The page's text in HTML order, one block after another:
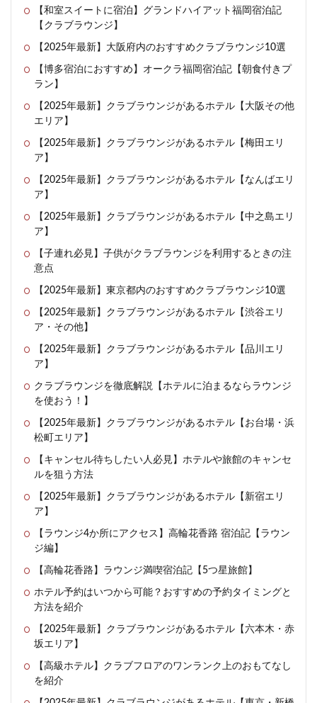
【和室スイートに宿泊】グランドハイアット福岡宿泊記
【クラブラウンジ】
【2025年最新】大阪府内のおすすめクラブラウンジ10選
【博多宿泊におすすめ】オークラ福岡宿泊記【朝食付きプ
ラン】
【2025年最新】クラブラウンジがあるホテル【大阪その他
エリア】
【2025年最新】クラブラウンジがあるホテル【梅田エリ
ア】
【2025年最新】クラブラウンジがあるホテル【なんばエリ
ア】
【2025年最新】クラブラウンジがあるホテル【中之島エリ
ア】
【子連れ必見】子供がクラブラウンジを利用するときの注
意点
【2025年最新】東京都内のおすすめクラブラウンジ10選
【2025年最新】クラブラウンジがあるホテル【渋谷エリ
ア・その他】
【2025年最新】クラブラウンジがあるホテル【品川エリ
ア】
クラブラウンジを徹底解説【ホテルに泊まるならラウンジ
を使おう！】
【2025年最新】クラブラウンジがあるホテル【お台場・浜
松町エリア】
【キャンセル待ちしたい人必見】ホテルや旅館のキャンセ
ルを狙う方法
【2025年最新】クラブラウンジがあるホテル【新宿エリ
ア】
【ラウンジ4か所にアクセス】高輪花香路 宿泊記【ラウン
ジ編】
【高輪花香路】ラウンジ満喫宿泊記【5つ星旅館】
ホテル予約はいつから可能？おすすめの予約タイミングと
方法を紹介
【2025年最新】クラブラウンジがあるホテル【六本木・赤
坂エリア】
【高級ホテル】クラブフロアのワンランク上のおもてなし
を紹介